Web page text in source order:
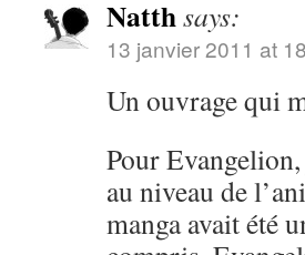
Natthsays:
13 janvier 2011 at
Un ouvrage qui
Pour
au niveau de
manga avait été